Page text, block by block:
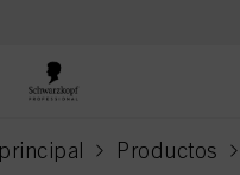
Productos